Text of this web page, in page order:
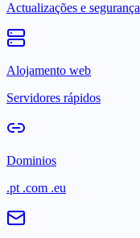
Actualizações e segurança
Alojamento web
Servidores rápidos
Dominios
.pt .com .eu